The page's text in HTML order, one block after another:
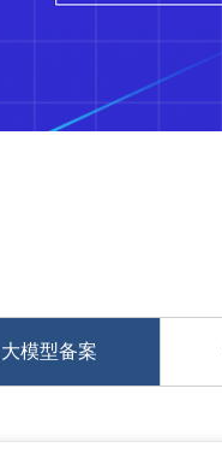
大模型备案